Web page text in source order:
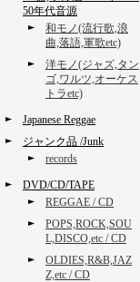
50年代音源
和モノ(流行歌,浪
曲,落語,軍歌etc)
洋モノ(ジャズ,タン
ゴ,ワルツ,オーケス
トラetc)
Japanese Reggae
ジャンク品 /Junk
records
DVD/CD/TAPE
REGGAE / CD
POPS,ROCK,SOU
L,DISCO,etc / CD
OLDIES,R&B,JAZ
Z,etc / CD